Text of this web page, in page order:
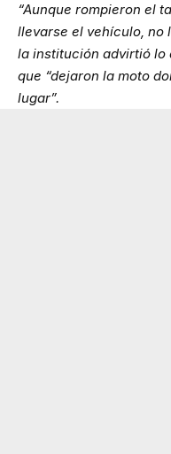
“Aunque rompieron el
llevarse el vehículo, no
la institución advirtió lo
que “dejaron la moto
lugar”.